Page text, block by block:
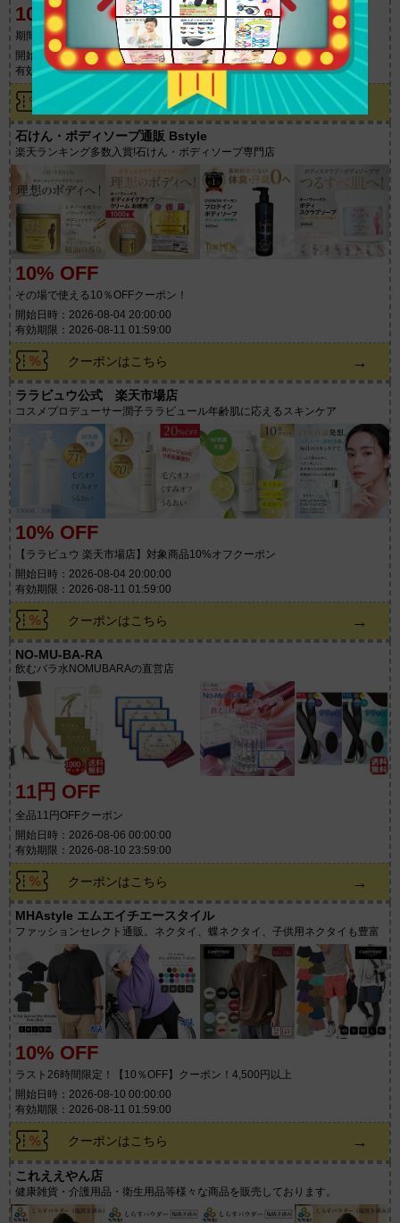
10% OFF
期間限定全品10%OFF
開始日時：2026-08-10 00:00:00
有効期限：2026-08-10 23:59:00
クーポンはこちら →
石けん・ボディソープ通販 Bstyle
楽天ランキング多数入賞!石けん・ボディソープ専門店
10% OFF
その場で使える10％OFFクーポン！
開始日時：2026-08-04 20:00:00
有効期限：2026-08-11 01:59:00
クーポンはこちら →
ララビュウ公式 楽天市場店
コスメプロデューサー潤子ララビュール年齢肌に応えるスキンケア
10% OFF
【ララビュウ 楽天市場店】対象商品10%オフクーポン
開始日時：2026-08-04 20:00:00
有効期限：2026-08-11 01:59:00
クーポンはこちら →
NO-MU-BA-RA
飲むバラ水NOMUBARAの直営店
11円 OFF
全品11円OFFクーポン
開始日時：2026-08-06 00:00:00
有効期限：2026-08-10 23:59:00
クーポンはこちら →
MHAstyle エムエイチエースタイル
ファッションセレクト通販。ネクタイ、蝶ネクタイ、子供用ネクタイも豊富
10% OFF
ラスト26時間限定！【10％OFF】クーポン！4,500円以上
開始日時：2026-08-10 00:00:00
有効期限：2026-08-11 01:59:00
クーポンはこちら →
これええやん店
健康雑貨・介護用品・衛生用品等様々な商品を販売しております。